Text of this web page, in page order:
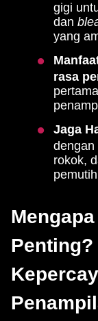
gigi
dan
yang
rasa
Jaga
dengan
rokok,